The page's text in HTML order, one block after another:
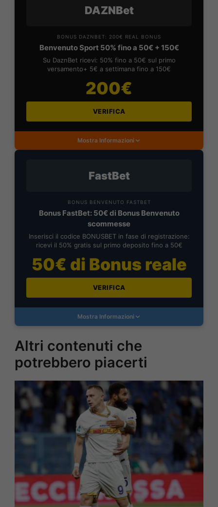
DAZNBet
BONUS DAZNBET: 200€ REAL BONUS
Benvenuto Sport 50% fino a 50€ + 150€
Su DaznBet ricevi: 50% fino a 50€ sul primo
versamento+ 5€ a settimana fino a 150€
200€
VERIFICA
Mostra Informazioni
FastBet
BONUS BENVENUTO FASTBET
Bonus FastBet: 50€ di Bonus Benvenuto
scommesse
Inserisci il codice BONUSBET in fase di registrazione:
ricevi il 50% gratis sul primo deposito fino a 50€
50€ di Bonus reale
VERIFICA
Mostra Informazioni
Altri contenuti che
potrebbero piacerti